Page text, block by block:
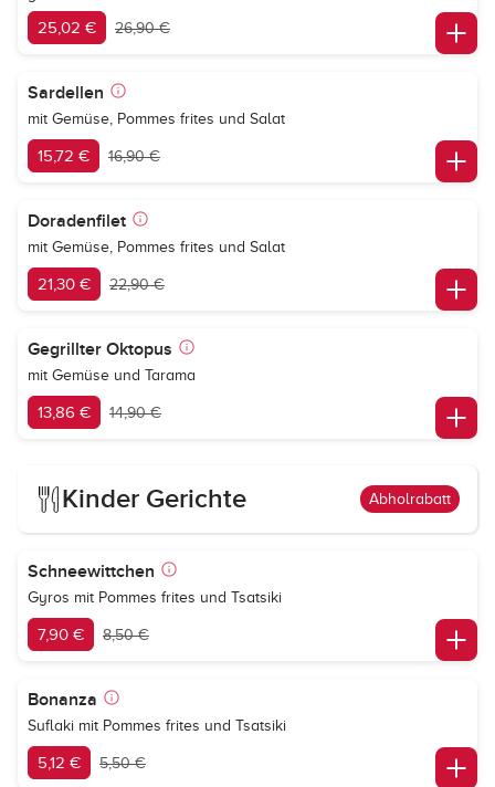
25,02 € 26,90 €
Sardellen
mit Gemüse, Pommes frites und Salat
15,72 € 16,90 €
Doradenfilet
mit Gemüse, Pommes frites und Salat
21,30 € 22,90 €
Gegrillter Oktopus
mit Gemüse und Tarama
13,86 € 14,90 €
Kinder Gerichte Abholrabatt
Schneewittchen
Gyros mit Pommes frites und Tsatsiki
7,90 € 8,50 €
Bonanza
Suflaki mit Pommes frites und Tsatsiki
5,12 € 5,50 €